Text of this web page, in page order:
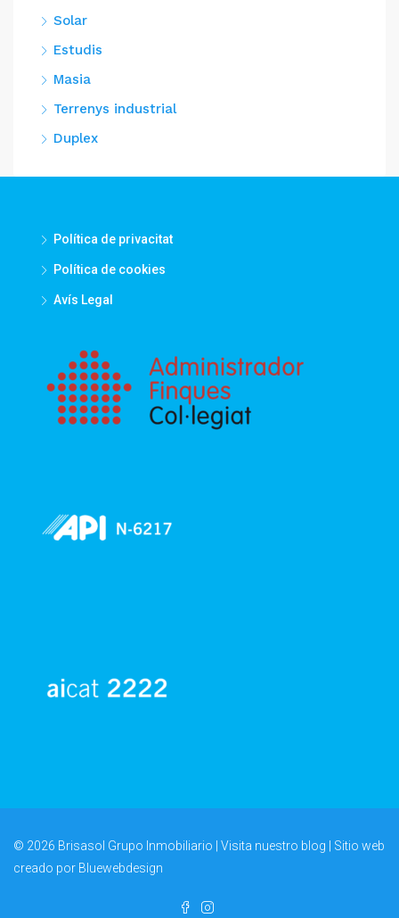
Solar
Estudis
Masia
Terrenys industrial
Duplex
Política de privacitat
Política de cookies
Avís Legal
© 2026 Brisasol Grupo Inmobiliario | Visita nuestro blog | Sitio web
creado por Bluewebdesign